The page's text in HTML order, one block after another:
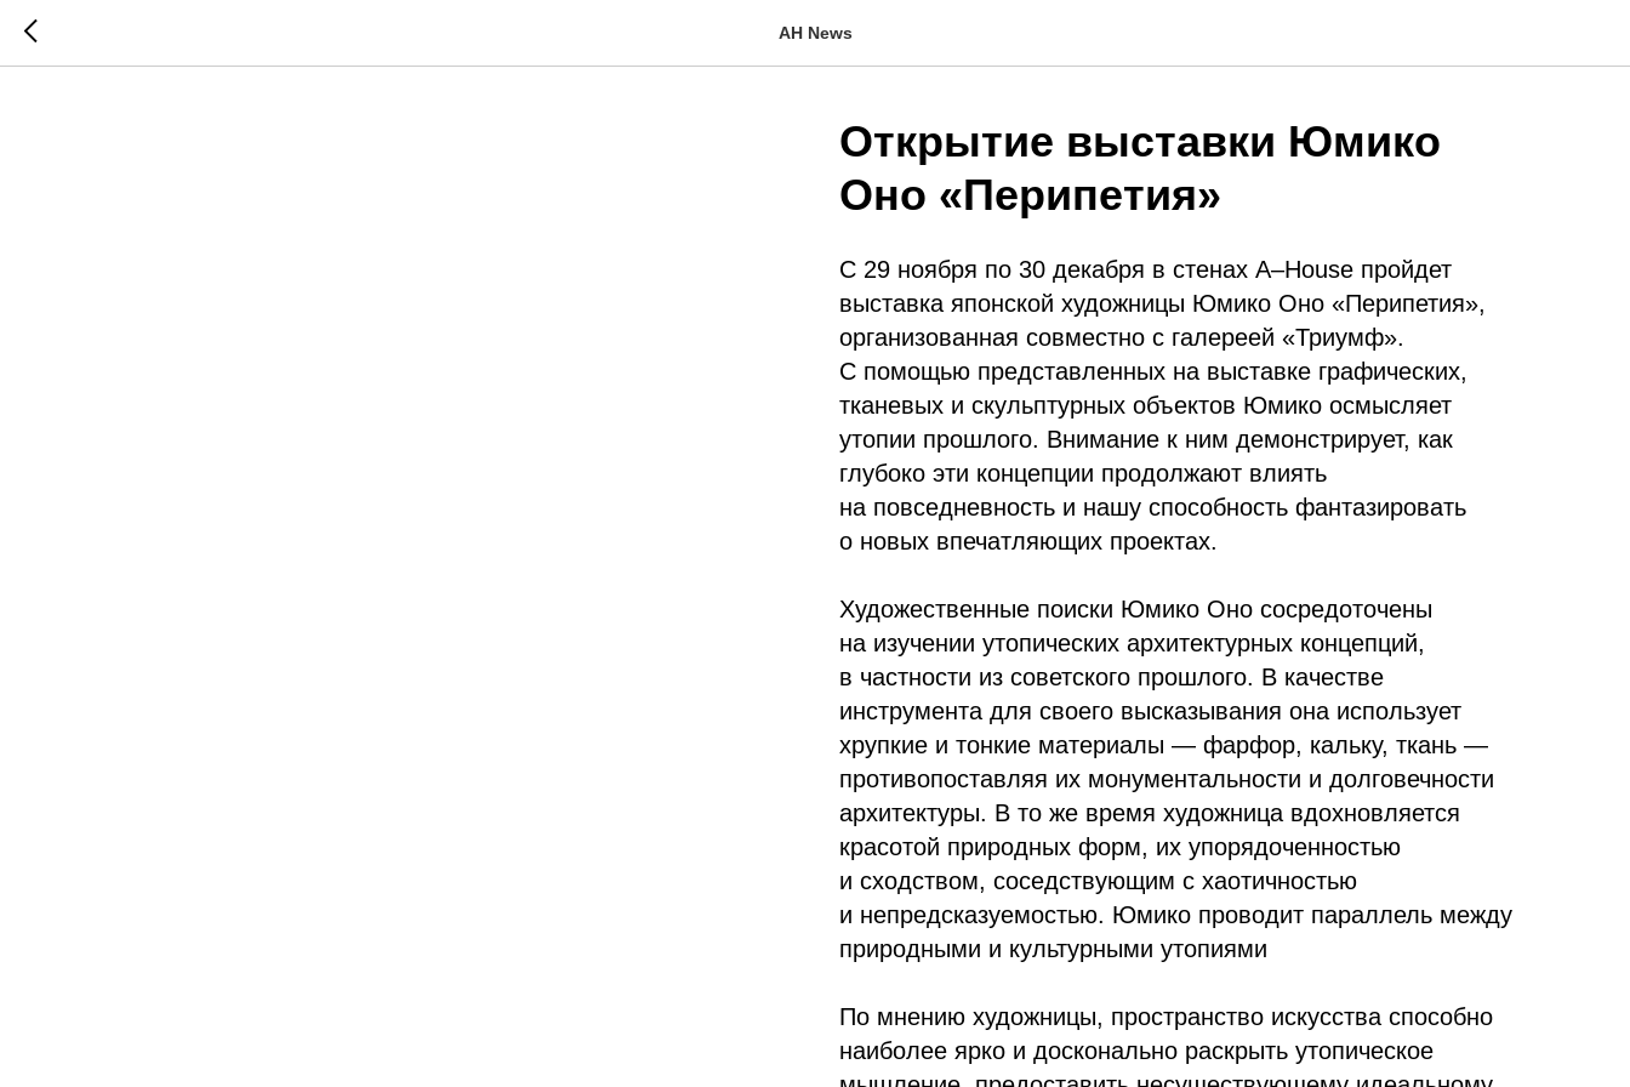
AH News
Открытие выставки Юмико
Оно «Перипетия»
C 29 ноября по 30 декабря в стенах A–House пройдет
выставка японской художницы Юмико Оно «Перипетия»,
организованная совместно с галереей «Триумф».
С помощью представленных на выставке графических,
тканевых и скульптурных объектов Юмико осмысляет
утопии прошлого. Внимание к ним демонстрирует, как
глубоко эти концепции продолжают влиять
на повседневность и нашу способность фантазировать
о новых впечатляющих проектах.
Художественные поиски Юмико Оно сосредоточены
на изучении утопических архитектурных концепций,
в частности из советского прошлого. В качестве
инструмента для своего высказывания она использует
хрупкие и тонкие материалы — фарфор, кальку, ткань —
противопоставляя их монументальности и долговечности
архитектуры. В то же время художница вдохновляется
красотой природных форм, их упорядоченностью
и сходством, соседствующим с хаотичностью
и непредсказуемостью. Юмико проводит параллель между
природными и культурными утопиями
По мнению художницы, пространство искусства способно
наиболее ярко и досконально раскрыть утопическое